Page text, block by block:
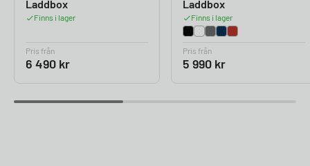
Laddbox
Finns i lager
Pris från
6 490 kr
Laddbox
Finns i lager
Pris från
5 990 kr